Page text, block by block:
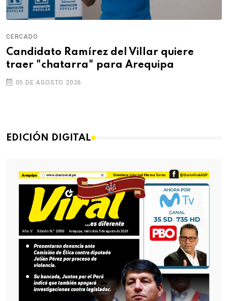
CERCADO
Candidato Ramírez del Villar quiere
traer "chatarra" para Arequipa
05 DE AGOSTO 2026
EDICIÓN DIGITAL